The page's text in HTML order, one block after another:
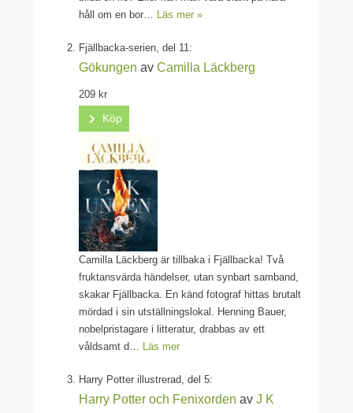
håll om en bor… Läs mer »
Fjällbacka-serien, del 11:
Gökungen av Camilla Läckberg
209 kr
Köp
Camilla Läckberg är tillbaka i Fjällbacka! Två
fruktansvärda händelser, utan synbart samband,
skakar Fjällbacka. En känd fotograf hittas brutalt
mördad i sin utställningslokal. Henning Bauer,
nobelpristagare i litteratur, drabbas av ett
våldsamt d… Läs mer
Harry Potter illustrerad, del 5:
Harry Potter och Fenixorden av J K